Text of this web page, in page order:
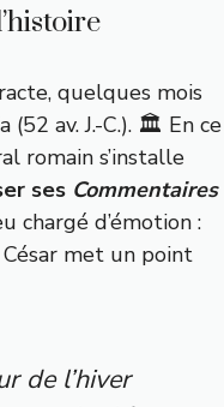
quelques mois
(52 av. J.-C.). 🏛️ En ce
romain s’installe
ses Commentaires
chargé d’émotion :
met un point
de l’hiver